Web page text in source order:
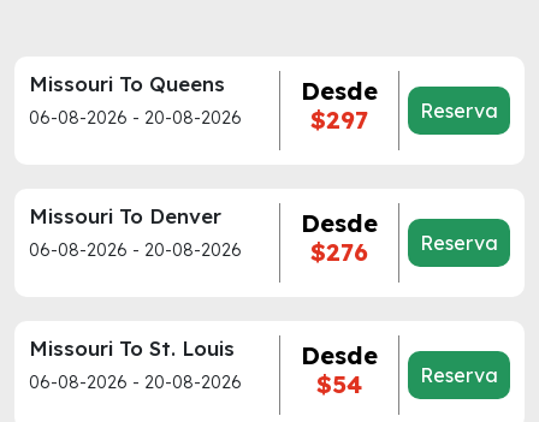
Missouri To Queens
06-08-2026 - 20-08-2026
Desde
$297
Reserva
Missouri To Denver
06-08-2026 - 20-08-2026
Desde
$276
Reserva
Missouri To St. Louis
06-08-2026 - 20-08-2026
Desde
$54
Reserva